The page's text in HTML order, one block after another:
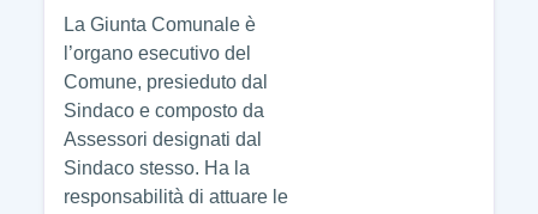
La Giunta Comunale è
l’organo esecutivo del
Comune, presieduto dal
Sindaco e composto da
Assessori designati dal
Sindaco stesso. Ha la
responsabilità di attuare le